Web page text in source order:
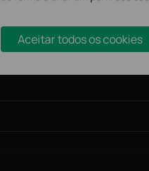
Aceitar todos os cookies